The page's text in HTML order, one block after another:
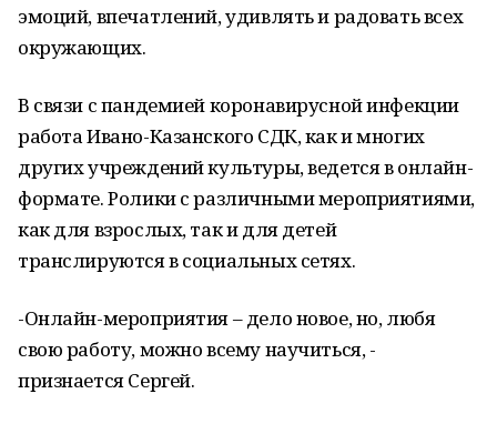
эмоций, впечатлений, удивлять и радовать всех
окружающих.
В связи с пандемией коронавирусной инфекции
работа Ивано-Казанского СДК, как и многих
других учреждений культуры, ведется в онлайн-
формате. Ролики с различными мероприятиями,
как для взрослых, так и для детей
транслируются в социальных сетях.
-Онлайн-мероприятия – дело новое, но, любя
свою работу, можно всему научиться, -
признается Сергей.